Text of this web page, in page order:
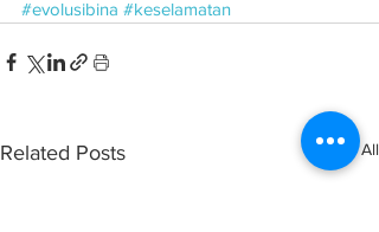
#evolusibina #keselamatan
Related Posts See All